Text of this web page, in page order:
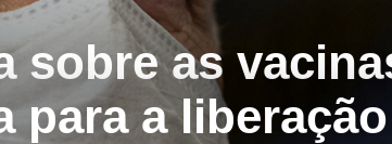
sobre as
para a